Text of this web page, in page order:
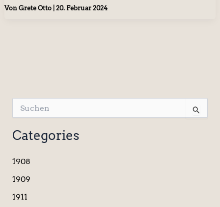
Von Grete Otto 20. Februar 2024
u
c
h
n
a
h
Categories
1908
1909
1911